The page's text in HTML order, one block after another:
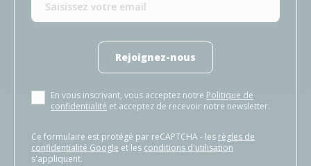
Rejoignez-nous
En vous inscrivant, vous acceptez notre Politique de
confidentialité et acceptez de recevoir notre newsletter.
Ce formulaire est protégé par reCAPTCHA - les règles de
confidentialité Google et les conditions d'utilisation
s'appliquent.